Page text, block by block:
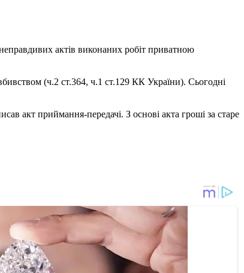
актів виконаних робіт приватною
(ч.2 ст.364, ч.1 ст.129 КК України). Сьогодні
акт приймання-передачі. З основі акта гроші за старе